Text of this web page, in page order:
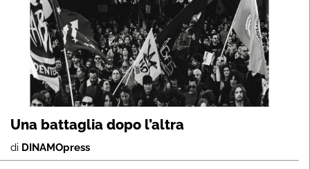
Una battaglia dopo l’altra
di DINAMOpress